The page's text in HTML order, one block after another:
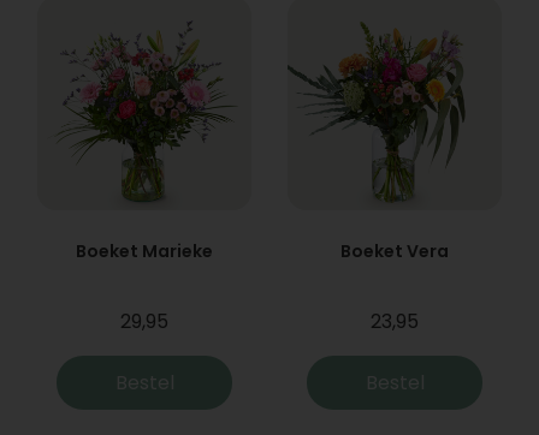
Boeket Marieke
29,95
Bestel
Boeket Vera
23,95
Bestel